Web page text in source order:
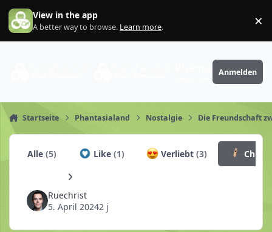
Zum Inhalt springen
View in the app
A better way to browse. Learn more. ×
PhantaFriends.de
Anmelden
Startseite Phantasialand Nostalgie Die Freundschaft
Alle(5) Like (1) Verliebt(3)
Ruechrist
5. April 20242 j